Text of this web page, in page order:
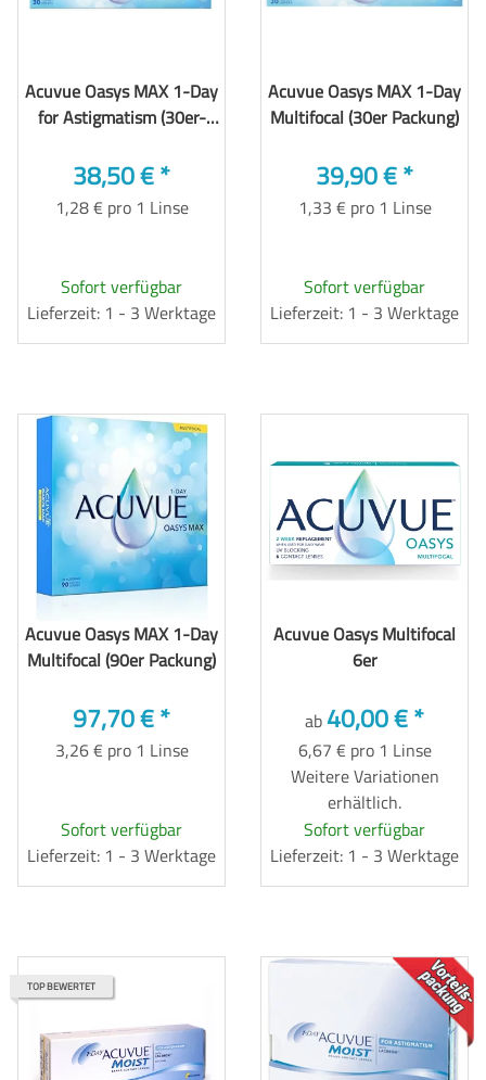
Acuvue Oasys MAX 1-Day
for Astigmatism (30er-
38,50 €*
1,28 € pro 1 Linse
Sofort verfügbar
Lieferzeit: 1 - 3 Werktage
Acuvue Oasys MAX 1-Day
Multifocal (30er Packung)
39,90 €*
1,33 € pro 1 Linse
Sofort verfügbar
Lieferzeit: 1 - 3 Werktage
Acuvue Oasys MAX 1-Day
Multifocal (90er Packung)
97,70 €*
3,26 € pro 1 Linse
Sofort verfügbar
Lieferzeit: 1 - 3 Werktage
Acuvue Oasys Multifocal
6er
ab 40,00 €*
6,67 € pro 1 Linse
Weitere Variationen
erhältlich.
Sofort verfügbar
Lieferzeit: 1 - 3 Werktage
TOP BEWERTET
TOP